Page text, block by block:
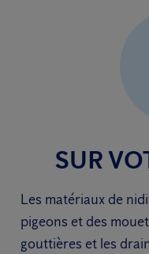
SUR
Les matériaux de
pigeons et des
gouttières et les